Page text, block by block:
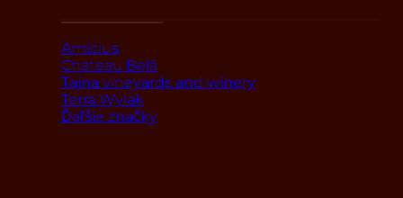
Amicius
Chateau Belá
Tajna vineyards and winery
Terra Wylak
Ďaľšie značky